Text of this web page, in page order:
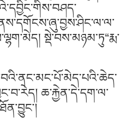
སྡེ་བས་མཉམ་ཏུ“རྨ་
ཆ་རྐྱེན་དེ་དག་ལ་